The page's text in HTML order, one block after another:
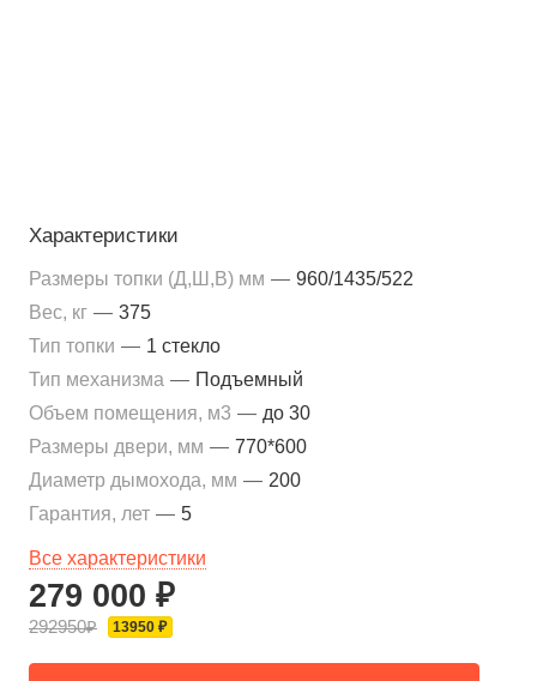
Характеристики
Размеры топки (Д,Ш,В) мм — 960/1435/522
Вес, кг — 375
Тип топки — 1 стекло
Тип механизма — Подъемный
Объем помещения, м3 — до 30
Размеры двери, мм — 770*600
Диаметр дымохода, мм — 200
Гарантия, лет — 5
Все характеристики
279 000 ₽
292950₽ 13950 ₽